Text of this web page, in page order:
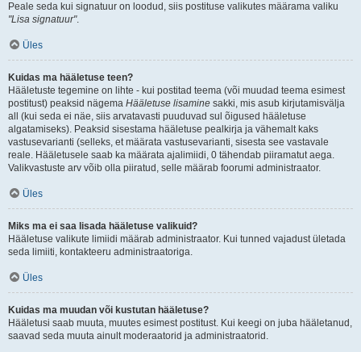
Peale seda kui signatuur on loodud, siis postituse valikutes määrama valiku
"Lisa signatuur".
Üles
Kuidas ma hääletuse teen?
Hääletuste tegemine on lihte - kui postitad teema (või muudad teema esimest
postitust) peaksid nägema Hääletuse lisamine sakki, mis asub kirjutamisvälja
all (kui seda ei näe, siis arvatavasti puuduvad sul õigused hääletuse
algatamiseks). Peaksid sisestama hääletuse pealkirja ja vähemalt kaks
vastusevarianti (selleks, et määrata vastusevarianti, sisesta see vastavale
reale. Hääletusele saab ka määrata ajalimiidi, 0 tähendab piiramatut aega.
Valikvastuste arv võib olla piiratud, selle määrab foorumi administraator.
Üles
Miks ma ei saa lisada hääletuse valikuid?
Hääletuse valikute limiidi määrab administraator. Kui tunned vajadust ületada
seda limiiti, kontakteeru administraatoriga.
Üles
Kuidas ma muudan või kustutan hääletuse?
Hääletusi saab muuta, muutes esimest postitust. Kui keegi on juba hääletanud,
saavad seda muuta ainult moderaatorid ja administraatorid.